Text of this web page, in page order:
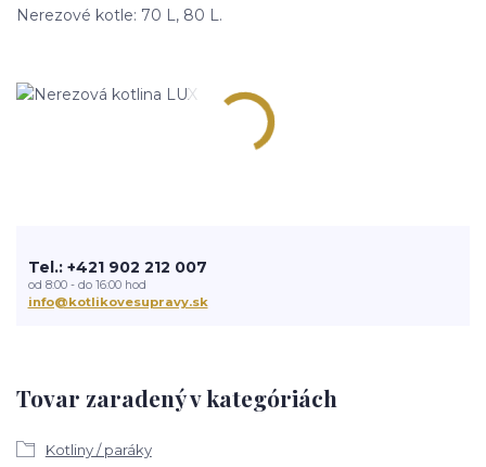
Nerezové kotle: 70 L, 80 L.
Tovar zaradený v kategóriách
Kotliny / paráky
Tel.: +421 902 212 007
od 8:00 - do 16:00 hod
info@kotlikovesupravy.sk